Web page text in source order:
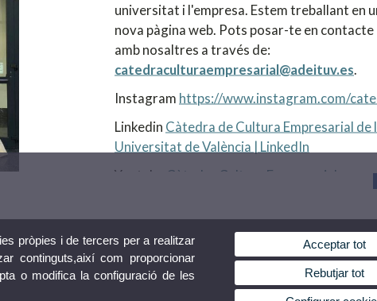
universitat i l'empresa. Estem treballant en
nova pàgina web. Pots posar-te en contacte
amb nosaltres a través de:
catedraculturaempresarial@adeituv.es
Instagram https://www.instagram.com/
Linkedin Càtedra de Cultura Empresarial de
Universitat de València | LinkedIn
Youtube
Càtedra Cultura Empresarial
pròpies i de tercers per a realitzar
continguts,així com proporcionar
o modifica la configuració de les
Acceptar tot
Rebutjar tot